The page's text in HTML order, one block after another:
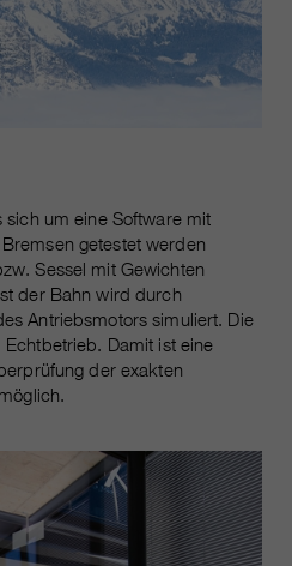
sich um eine Software mit
getestet werden
Sessel mit Gewichten
der Bahn wird durch
Antriebsmotors simuliert. Die
Damit ist eine
der exakten